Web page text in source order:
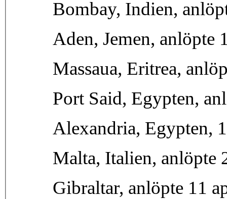
Bombay, Indien,
Aden, Jemen, anlöpte
Massaua, Eritrea,
Port Said, Egypten,
Alexandria, Egypten,
Malta, Italien, anlöpte
Gibraltar, anlöpte 11